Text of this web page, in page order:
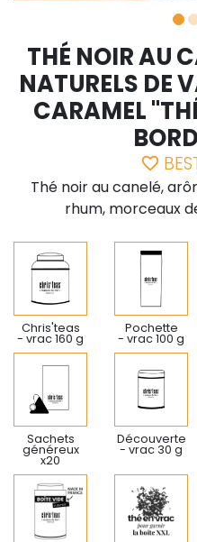
THÉ NOIR AU
NATURELS DE
CARAMEL
favorite_border
Thé noir au canelé,
rhum, morceaux
Chris'teas
- vrac 160 g
Pochette
- vrac 100 g
Sachets
généreux
x20
Découverte
- vrac 30 g